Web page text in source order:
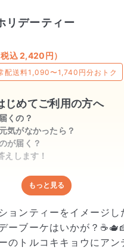
リデーティー
税込 2,420円）
配送料1,090〜1,740円分おトク
じめてご利用の方へ
くの？
気がなかったら？
が届く？
えします！
くの？
花が水を吸いやすくなる処理）
に丁寧に梱包してお届けしてい
れて一見窮屈そうに見えますが
れや擦れを軽減する効果があ
もっと見る
ョンティーをイメージし
ーブーケはいかが？
のトルコキキョウにアン